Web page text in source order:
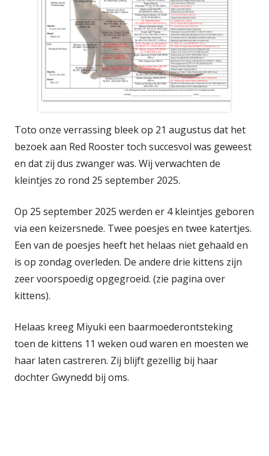
Toto onze verrassing bleek op 21 augustus dat het
bezoek aan Red Rooster toch succesvol was geweest
en dat zij dus zwanger was. Wij verwachten de
kleintjes zo rond 25 september 2025.
Op 25 september 2025 werden er 4 kleintjes geboren
via een keizersnede. Twee poesjes en twee katertjes.
Een van de poesjes heeft het helaas niet gehaald en
is op zondag overleden. De andere drie kittens zijn
zeer voorspoedig opgegroeid. (zie pagina over
kittens).
Helaas kreeg Miyuki een baarmoederontsteking
toen de kittens 11 weken oud waren en moesten we
haar laten castreren. Zij blijft gezellig bij haar
dochter Gwynedd bij oms.